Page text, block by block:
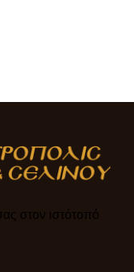
στον ιστότοπό